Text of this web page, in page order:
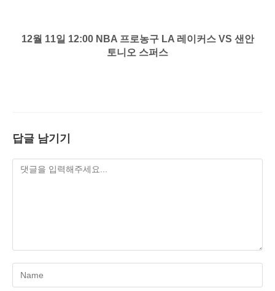
12월 11일 12:00 NBA 프로농구 LA 레이커스 VS 샌안
토니오 스퍼스
답글 남기기
Enter
your